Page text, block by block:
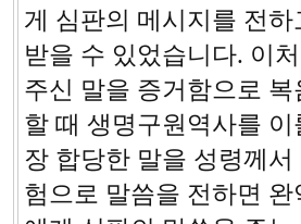
게 심판의 메시지를 전
받을 수 있었습니다. 이
주신 말을 증거함으로
할 때 생명구원역사를
장 합당한 말을 성령께
험으로 말씀을 전하면